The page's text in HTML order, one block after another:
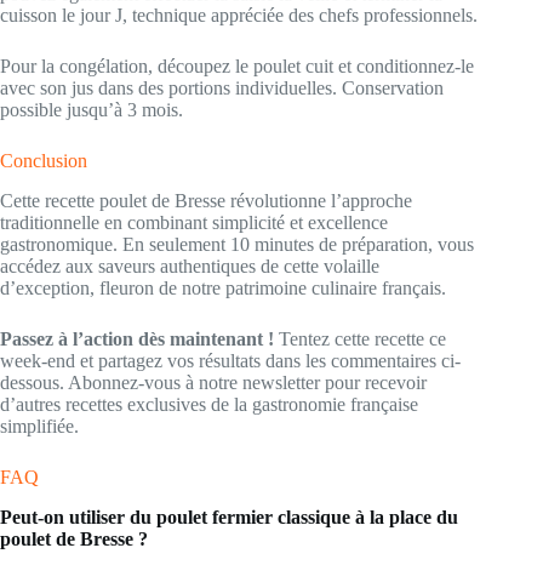
cuisson le jour J, technique appréciée des chefs professionnels.
Pour la congélation, découpez le poulet cuit et conditionnez-le
avec son jus dans des portions individuelles. Conservation
possible jusqu’à 3 mois.
Conclusion
Cette recette poulet de Bresse révolutionne l’approche
traditionnelle en combinant simplicité et excellence
gastronomique. En seulement 10 minutes de préparation, vous
accédez aux saveurs authentiques de cette volaille
d’exception, fleuron de notre patrimoine culinaire français.
Passez à l’action dès maintenant ! Tentez cette recette ce
week-end et partagez vos résultats dans les commentaires ci-
dessous. Abonnez-vous à notre newsletter pour recevoir
d’autres recettes exclusives de la gastronomie française
simplifiée.
FAQ
Peut-on utiliser du poulet fermier classique à la place du
poulet de Bresse ?